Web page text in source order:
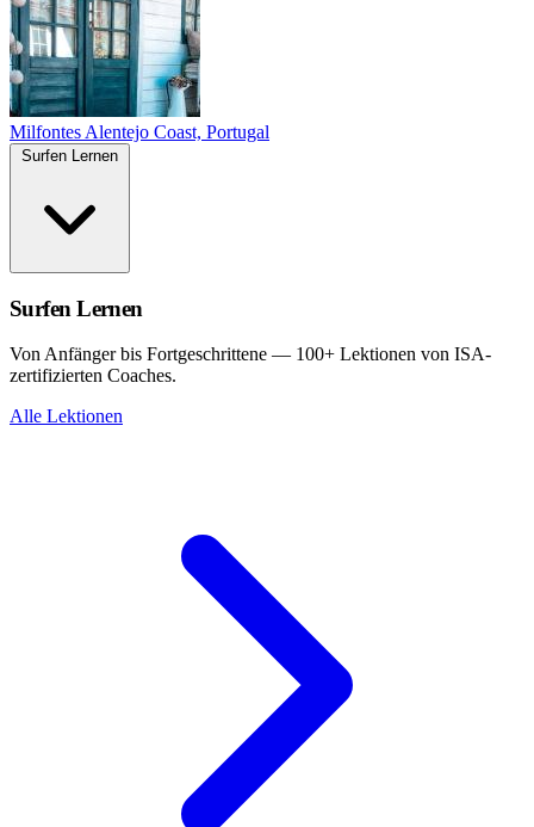
Milfontes Alentejo Coast, Portugal
Surfen Lernen
Von Anfänger bis Fortgeschrittene — 100+ Lektionen von ISA-
zertifizierten Coaches.
Alle Lektionen